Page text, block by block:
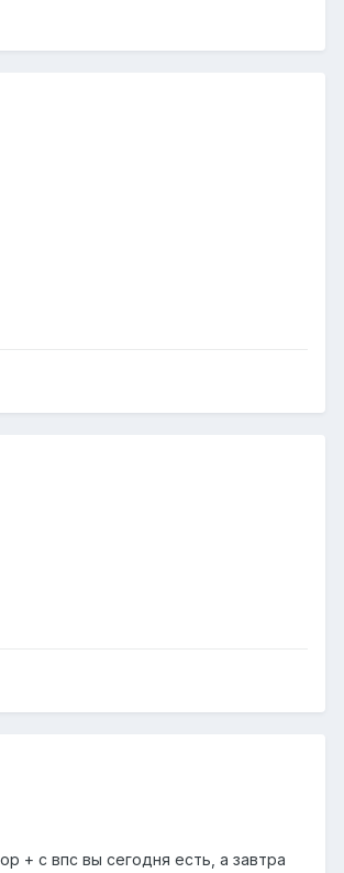
+ с впс вы сегодня есть, а завтра